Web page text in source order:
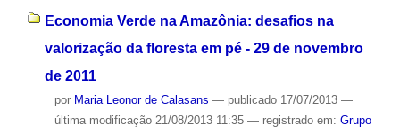
Economia Verde na Amazônia: desafios na
valorização da floresta em pé - 29 de novembro
de 2011
por Maria Leonor de Calasans — publicado17/07/2013 —
última modificação21/08/2013 11:35 — registrado em: Grupo